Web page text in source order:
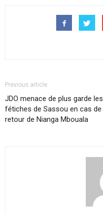
Previous article
JDO menace de plus garde les
fétiches de Sassou en cas de
retour de Nianga Mbouala